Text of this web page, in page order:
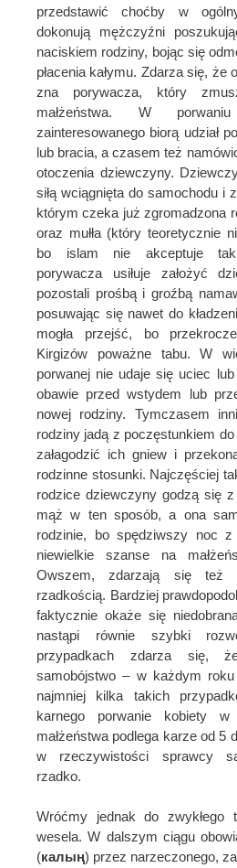
przedstawić choćby w
dokonują mężczyźni
naciskiem rodziny, bojąc się
płacenia kałymu. Zdarza się, że
zna porywacza, który
małżeństwa. W
zainteresowanego biorą udział
lub bracia, a czasem też
otoczenia dziewczyny.
siłą wciągnięta do samochodu i
którym czeka już zgromadzona
oraz mułła (który teoretycznie
bo islam nie akceptuje
porywacza usiłuje założyć
pozostali prośbą i groźbą
posuwając się nawet do
mogła przejść, bo
Kirgizów poważne tabu. W
porwanej nie udaje się uciec
obawie przed wstydem lub
nowej rodziny. Tymczasem
rodziny jadą z poczęstunkiem
załagodzić ich gniew i
rodzinne stosunki. Najczęściej
rodzice dziewczyny godzą się
mąż w ten sposób, a ona
rodzinie, bo spędziwszy noc z
niewielkie szanse na
Owszem, zdarzają się też
rzadkością. Bardziej
faktycznie okaże się
nastąpi równie szybki
przypadkach zdarza się,
samobójstwo – w każdym roku
najmniej kilka takich
karnego porwanie kobiety
małżeństwa podlega karze od 5
w rzeczywistości sprawcy
rzadko.
Wróćmy jednak do zwykłego
wesela. W dalszym ciągu
(калың) przez narzeczonego,